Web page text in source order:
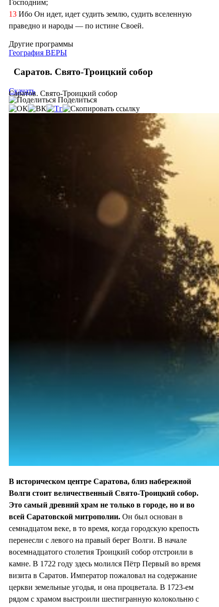
Господним;
13 Ибо Он идет, идет судить землю, судить вселенную
праведно и народы — по истине Своей.
Другие программы
География ВЕРЫ
Саратов. Свято-Троицкий собор
Саратов. Свято-Троицкий собор
Скачать
Поделиться
В историческом центре Саратова, близ набережной
Волги стоит величественный Свято-Троицкий собор.
Это самый древний храм не только в городе, но и во
всей Саратовской митрополии. Он был основан в
семнадцатом веке, в то время, когда городскую крепость
перенесли с левого на правый берег Волги. В начале
восемнадцатого столетия Троицкий собор отстроили в
камне. В 1722 году здесь молился Пётр Первый во время
визита в Саратов. Император пожаловал на содержание
церкви земельные угодья, и она процветала. В 1723-ем
рядом с храмом выстроили шестигранную колокольню с